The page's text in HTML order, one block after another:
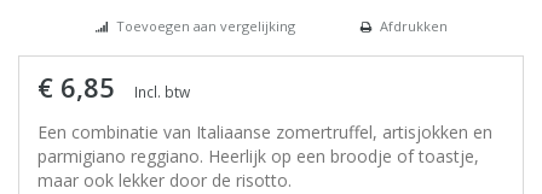
Toevoegen aan vergelijking
Afdrukken
€ 6,85 Incl. btw
Een combinatie van Italiaanse zomertruffel, artisjokken en
parmigiano reggiano. Heerlijk op een broodje of toastje,
maar ook lekker door de risotto.